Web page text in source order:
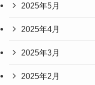
2025年5月
2025年4月
2025年3月
2025年2月